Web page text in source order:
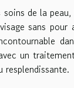
de la
sans
un
resplendissante.